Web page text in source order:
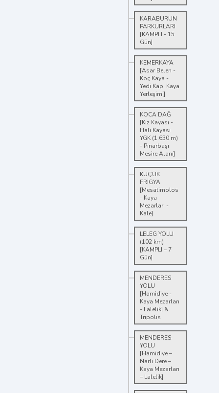
KARABURUN
PARKURLARI
[KAMPLI - 15
Gün]
KEMERKAYA
[Asar Belen -
Koç Kaya -
Yedi Kapı Kaya
Yerleşimi]
KOCA DAĞ
[Kız Kayası -
Halı Kayası
YGK (1.630 m)
- Pınarbaşı
Mesire Alanı]
KÜÇÜK
FRİGYA
[Mesatimolos
- Kaya
Mezarları -
Kale]
LELEG YOLU
(102 km)
[KAMPLI – 7
Gün]
MENDERES
YOLU
[Hamidiye -
Kaya Mezarları
- Lalelik] &
Tripolis
MENDERES
YOLU
[Hamidiye –
Narlı Dere –
Kaya Mezarları
– Lalelik]